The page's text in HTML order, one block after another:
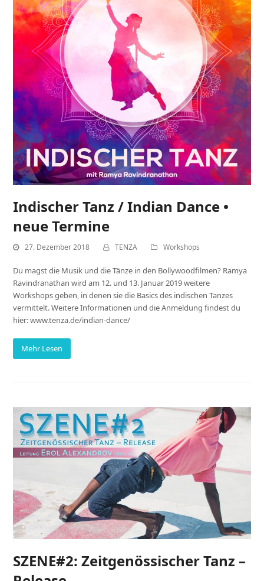
Indischer Tanz / Indian Dance •
neue Termine
27. Dezember 2018 TENZA Workshops
Du magst die Musik und die Tänze in den Bollywoodfilmen? Ramya
Ravindranathan wird am 12. und 13. Januar 2019 weitere
Workshops geben, in denen sie die Basics des indischen Tanzes
vermittelt. Weitere Informationen und die Anmeldung findest du
hier: www.tenza.de/indian-dance/
Mehr Lesen
SZENE#2: Zeitgenössischer Tanz –